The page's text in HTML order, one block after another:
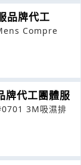
品牌代工
Compre
牌代工團體服
3M吸濕排